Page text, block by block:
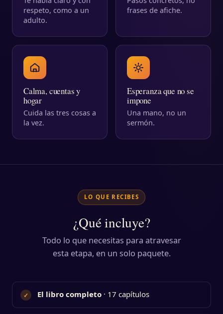
respeto, como a un
adulto.
frases de afiche.
Calma, cuentas y
hogar
Cuida las tres cosas a
la vez.
Esperanza que no se
impone
Una mano, no un
sermón.
LO QUE RECIBES
¿Qué incluye?
Todo lo que necesitas para atravesar
esta etapa, en un solo paquete.
✓ El libro completo · 17 capítulos